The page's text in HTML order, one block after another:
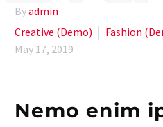
Byadmin
Creative (Demo)
Fashion
May 17, 2019
Nemo enim